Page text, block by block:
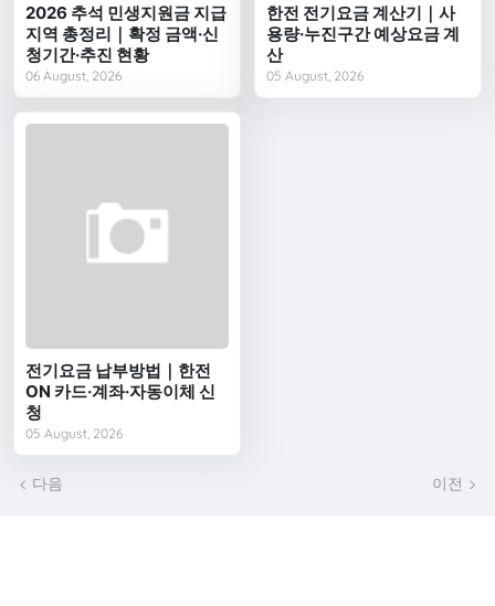
2026 추석 민생지원금 지급
지역 총정리｜확정 금액·신
청기간·추진 현황
06 August, 2026
한전 전기요금 계산기｜사
용량·누진구간 예상요금 계
산
05 August, 2026
전기요금 납부방법｜한전
ON 카드·계좌·자동이체 신
청
05 August, 2026
다음 이전